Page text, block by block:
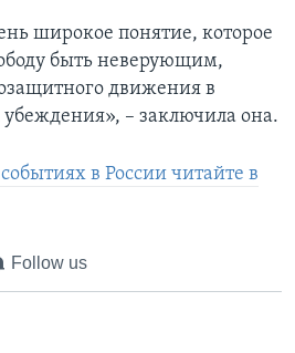
широкое понятие, которое
быть неверующим,
движения в
убеждения», – заключила она.
в России читайте в
Follow us